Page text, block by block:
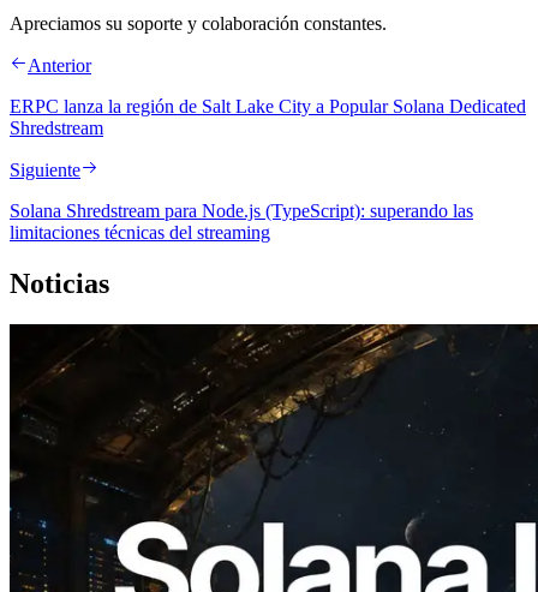
Apreciamos su soporte y colaboración constantes.
Anterior
ERPC lanza la región de Salt Lake City a Popular Solana Dedicated
Shredstream
Siguiente
Solana Shredstream para Node.js (TypeScript): superando las
limitaciones técnicas del streaming
Noticias